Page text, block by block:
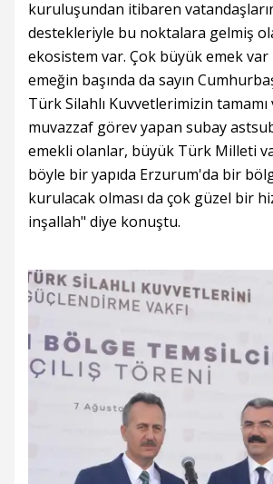
kuruluşundan itibaren
destekleriyle bu noktalara gelmiş
ekosistem var. Çok büyük emek var
emeğin başında da sayın
Türk Silahlı Kuvvetlerimizin tamamı
muvazzaf görev yapan subay
emekli olanlar, büyük Türk Milleti
böyle bir yapıda Erzurum'da bir
kurulacak olması da çok güzel bir
inşallah" diye konuştu.